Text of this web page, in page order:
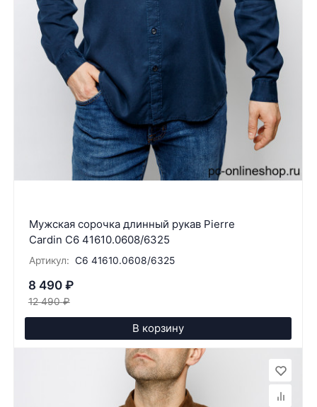
Мужская сорочка длинный рукав Pierre
Cardin C6 41610.0608/6325
Артикул: C6 41610.0608/6325
8 490 ₽
12 490 ₽
В корзину